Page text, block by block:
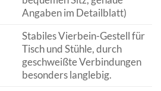
Angaben im Detailblatt)
Stabiles Vierbein-Gestell für
Tisch und Stühle, durch
geschweißte Verbindungen
besonders langlebig.